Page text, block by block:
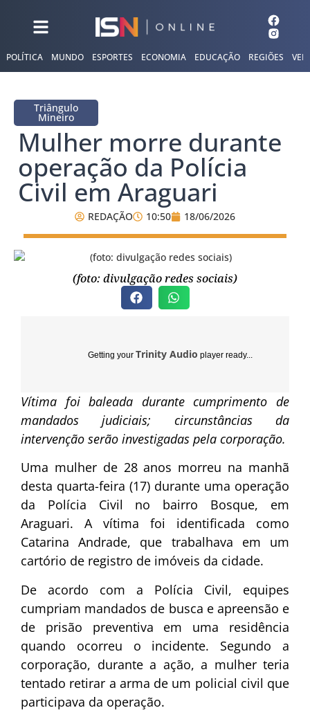
POLÍTICA MUNDO ESPORTES ECONOMIA EDUCAÇÃO REGIÕES
Triângulo
Mineiro
Mulher morre durante
operação da Polícia
Civil em Araguari
REDAÇÃO 10:50 18/06/2026
(foto: divulgação redes sociais)
Getting your Trinity Audio player ready...
Vítima foi baleada durante cumprimento de
mandados judiciais; circunstâncias da
intervenção serão investigadas pela corporação.
Uma mulher de 28 anos morreu na manhã
desta quarta-feira (17) durante uma operação
da Polícia Civil no bairro Bosque, em
Araguari. A vítima foi identificada como
Catarina Andrade, que trabalhava em um
cartório de registro de imóveis da cidade.
De acordo com a Polícia Civil, equipes
cumpriam mandados de busca e apreensão e
de prisão preventiva em uma residência
quando ocorreu o incidente. Segundo a
corporação, durante a ação, a mulher teria
tentado retirar a arma de um policial civil que
participava da operação.